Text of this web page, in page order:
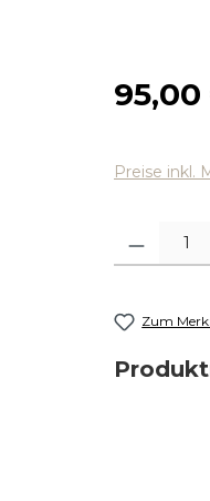
Preise inkl.
Produkt
Zum